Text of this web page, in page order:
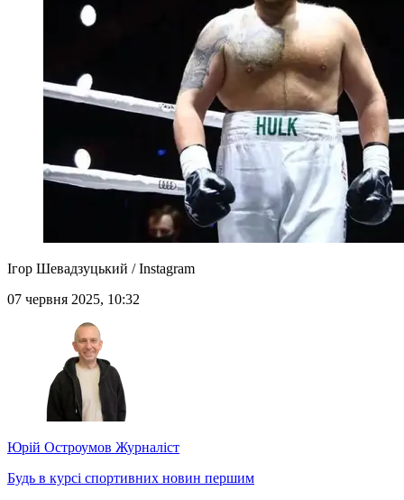
Ігор Шевадзуцький / Instagram
07 червня 2025, 10:32
Юрій Остроумов Журналіст
Будь в курсі спортивних новин першим